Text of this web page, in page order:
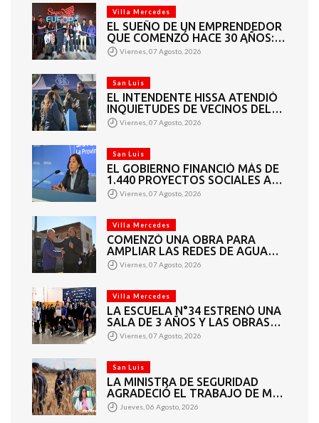
Villa Mercedes
EL SUEÑO DE UN EMPRENDEDOR
QUE COMENZÓ HACE 30 AÑOS:
SUPER EUROPA INAUGURÓ SU
CUARTA SUCURSAL EN VILLA
Viernes, 07 Agosto, 2026
San Luis
EL INTENDENTE HISSA ATENDIÓ
INQUIETUDES DE VECINOS DEL
BARRIO AMPPARE
Viernes, 07 Agosto, 2026
San Luis
EL GOBIERNO FINANCIÓ MÁS DE
1.440 PROYECTOS SOCIALES A
2.200 ENTIDADES DE TODA LA
PROVINCIA
Viernes, 07 Agosto, 2026
Villa Mercedes
COMENZÓ UNA OBRA PARA
AMPLIAR LAS REDES DE AGUA
POTABLE Y CLOACAS EN VILLA
MERCEDES
Viernes, 07 Agosto, 2026
Villa Mercedes
LA ESCUELA N°34 ESTRENÓ UNA
SALA DE 3 AÑOS Y LAS OBRAS
QUE PERMITEN COMPLETAR EL
CICLO SECUNDARIO
Viernes, 07 Agosto, 2026
San Luis
LA MINISTRA DE SEGURIDAD
AGRADECIÓ EL TRABAJO DE MÁS
DE 200 EFECTIVOS QUE
PARTICIPARON EN LA BÚSQUEDA
Jueves, 06 Agosto, 2026